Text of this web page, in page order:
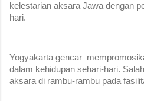
kelestarian aksara Jawa dengan
hari.
Yogyakarta gencar
dalam kehidupan sehari-hari.
aksara di rambu-rambu pada